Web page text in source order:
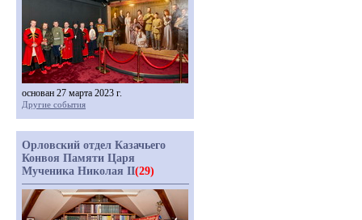
основан 27 марта 2023 г.
Другие события
Орловский отдел Казачьего
Конвоя Памяти Царя
Мученика Николая II(29)